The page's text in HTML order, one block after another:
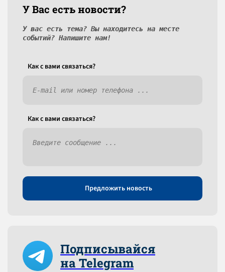
У Вас есть новости?
У вас есть тема? Вы находитесь на месте
событий? Напишите нам!
Как c вами связаться?
Как c вами связаться?
Предложить новость
Подписывайся
на Telegram